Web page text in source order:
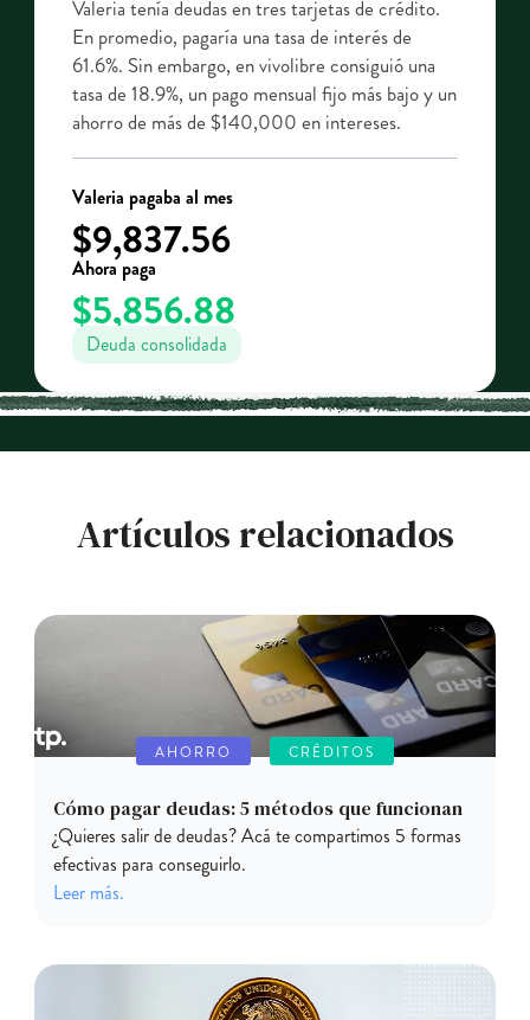
Valeria tenía deudas en tres tarjetas de crédito.
En promedio, pagaría una tasa de interés de
61.6%. Sin embargo, en vivolibre consiguió una
tasa de 18.9%, un pago mensual fijo más bajo y un
ahorro de más de $140,000 en intereses.
Valeria pagaba al mes
$9,837.56
Ahora paga
$5,856.88
Deuda consolidada
Artículos relacionados
AHORRO CRÉDITOS
Cómo pagar deudas: 5 métodos que funcionan
¿Quieres salir de deudas? Acá te compartimos 5 formas
efectivas para conseguirlo.
Leer más.